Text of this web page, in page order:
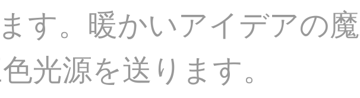
す。暖かいアイデアの
光源を送ります。